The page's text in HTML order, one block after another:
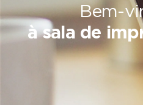
Bem-
à sala de